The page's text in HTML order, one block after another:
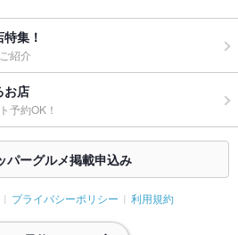
集！
紹介
お店
予約OK！
パーグルメ掲載申込み
プライバシーポリシー 利用規約